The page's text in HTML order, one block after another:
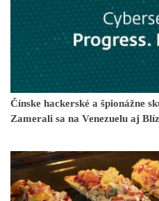
Čínske hackerské a špionážne
Zamerali sa na Venezuelu aj